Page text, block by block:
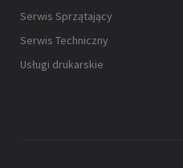
Serwis Sprzątający
Serwis Techniczny
Usługi drukarskie